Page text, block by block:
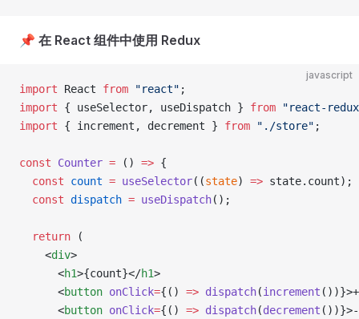
📌 在 React 组件中使用 Redux
javascript
import React from "react" ;
import { useSelector, useDispatch } from "react-
import { increment, decrement } from "./store" ;
const Counter = () => {
  const
count = useSelector((state) => state.count);
  const
dispatch = useDispatch();
  return
(
    <
div>
      <
h1>{count}</h1>
      <
button onClick={() => dispatch(increment
      <
button onClick={() => dispatch(decrement